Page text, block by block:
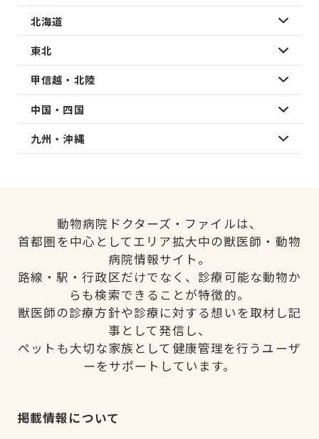
北海道
東北
甲信越・北陸
中国・四国
九州・沖縄
動物病院ドクターズ・ファイルは、
首都圏を中心としてエリア拡大中の獣医師・動物
病院情報サイト。
路線・駅・行政区だけでなく、診療可能な動物か
らも検索できることが特徴的。
獣医師の診療方針や診療に対する想いを取材し記
事として発信し、
ペットも大切な家族として健康管理を行うユーザ
ーをサポートしています。
掲載情報について